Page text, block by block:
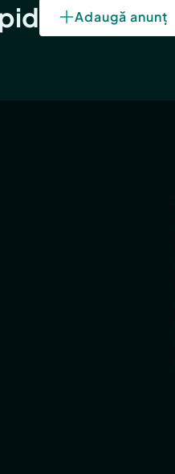
Adaugă anunț